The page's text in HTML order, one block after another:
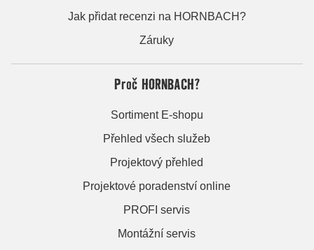
Jak přidat recenzi na HORNBACH?
Záruky
Proč HORNBACH?
Sortiment E-shopu
Přehled všech služeb
Projektový přehled
Projektové poradenství online
PROFI servis
Montážní servis